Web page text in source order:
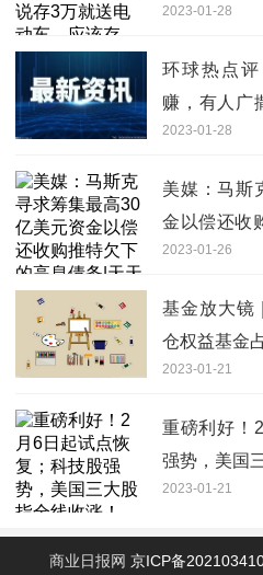
2023-01-28
环球热点
赚，有人广
查来了
2023-01-28
美媒：马斯
金以偿还收
热闻
2023-01-26
基金放大镜
仓权益基金
2023-01-21
重磅利好！
强势，美国
2023-01-21
商业日报网 京ICP备